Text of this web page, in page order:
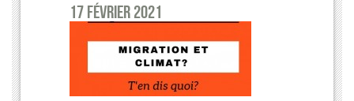
17 février 2021